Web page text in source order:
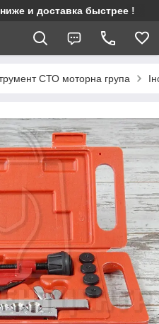
и доставка быстрее !
СТО моторна група